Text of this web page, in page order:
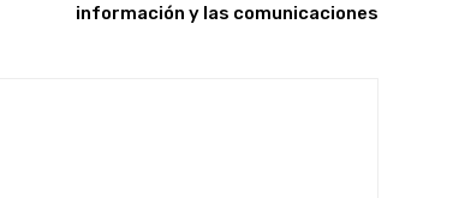
información y las comunicaciones